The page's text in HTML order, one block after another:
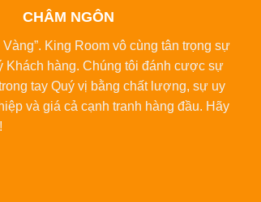
CHÂM NGÔN
King Room vô cùng tân trọng sự
Khách hàng. Chúng tôi đánh cược sự
tay Quý vị bằng chất lượng, sự uy
và giá cả cạnh tranh hàng đầu. Hãy